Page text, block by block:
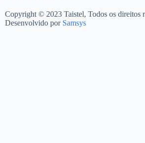
Copyright © 2023 Taistel, Todos os direitos
Desenvolvido por Samsys